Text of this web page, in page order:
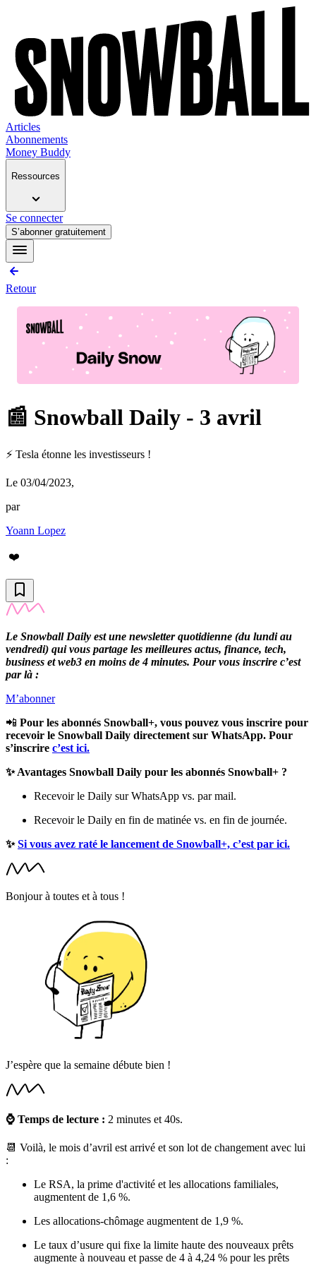
Articles
Abonnements
Money Buddy
Ressources
Se connecter
S’abonner gratuitement
Retour
📰 Snowball Daily - 3 avril
⚡️ Tesla étonne les investisseurs !
Le 03/04/2023,
par
Yoann Lopez
❤️
Le Snowball Daily est une newsletter quotidienne (du lundi au
vendredi) qui vous partage les meilleures actus, finance, tech,
business et web3 en moins de 4 minutes. Pour vous inscrire c’est
par là :
M’abonner
📲 Pour les abonnés Snowball+, vous pouvez vous inscrire pour
recevoir le Snowball Daily directement sur WhatsApp. Pour
s’inscrire c’est ici.
✨ Avantages Snowball Daily pour les abonnés Snowball+ ?
Recevoir le Daily sur WhatsApp vs. par mail.
Recevoir le Daily en fin de matinée vs. en fin de journée.
✨Si vous avez raté le lancement de Snowball+, c’est par ici.
Bonjour à toutes et à tous !
J’espère que la semaine débute bien !
⌚️ Temps de lecture : 2 minutes et 40s.
📆 Voilà, le mois d’avril est arrivé et son lot de changement avec lui
:
Le RSA, la prime d'activité et les allocations familiales,
augmentent de 1,6 %.
Les allocations-chômage augmentent de 1,9 %.
Le taux d’usure qui fixe la limite haute des nouveaux prêts
augmente à nouveau et passe de 4 à 4,24 % pour les prêts